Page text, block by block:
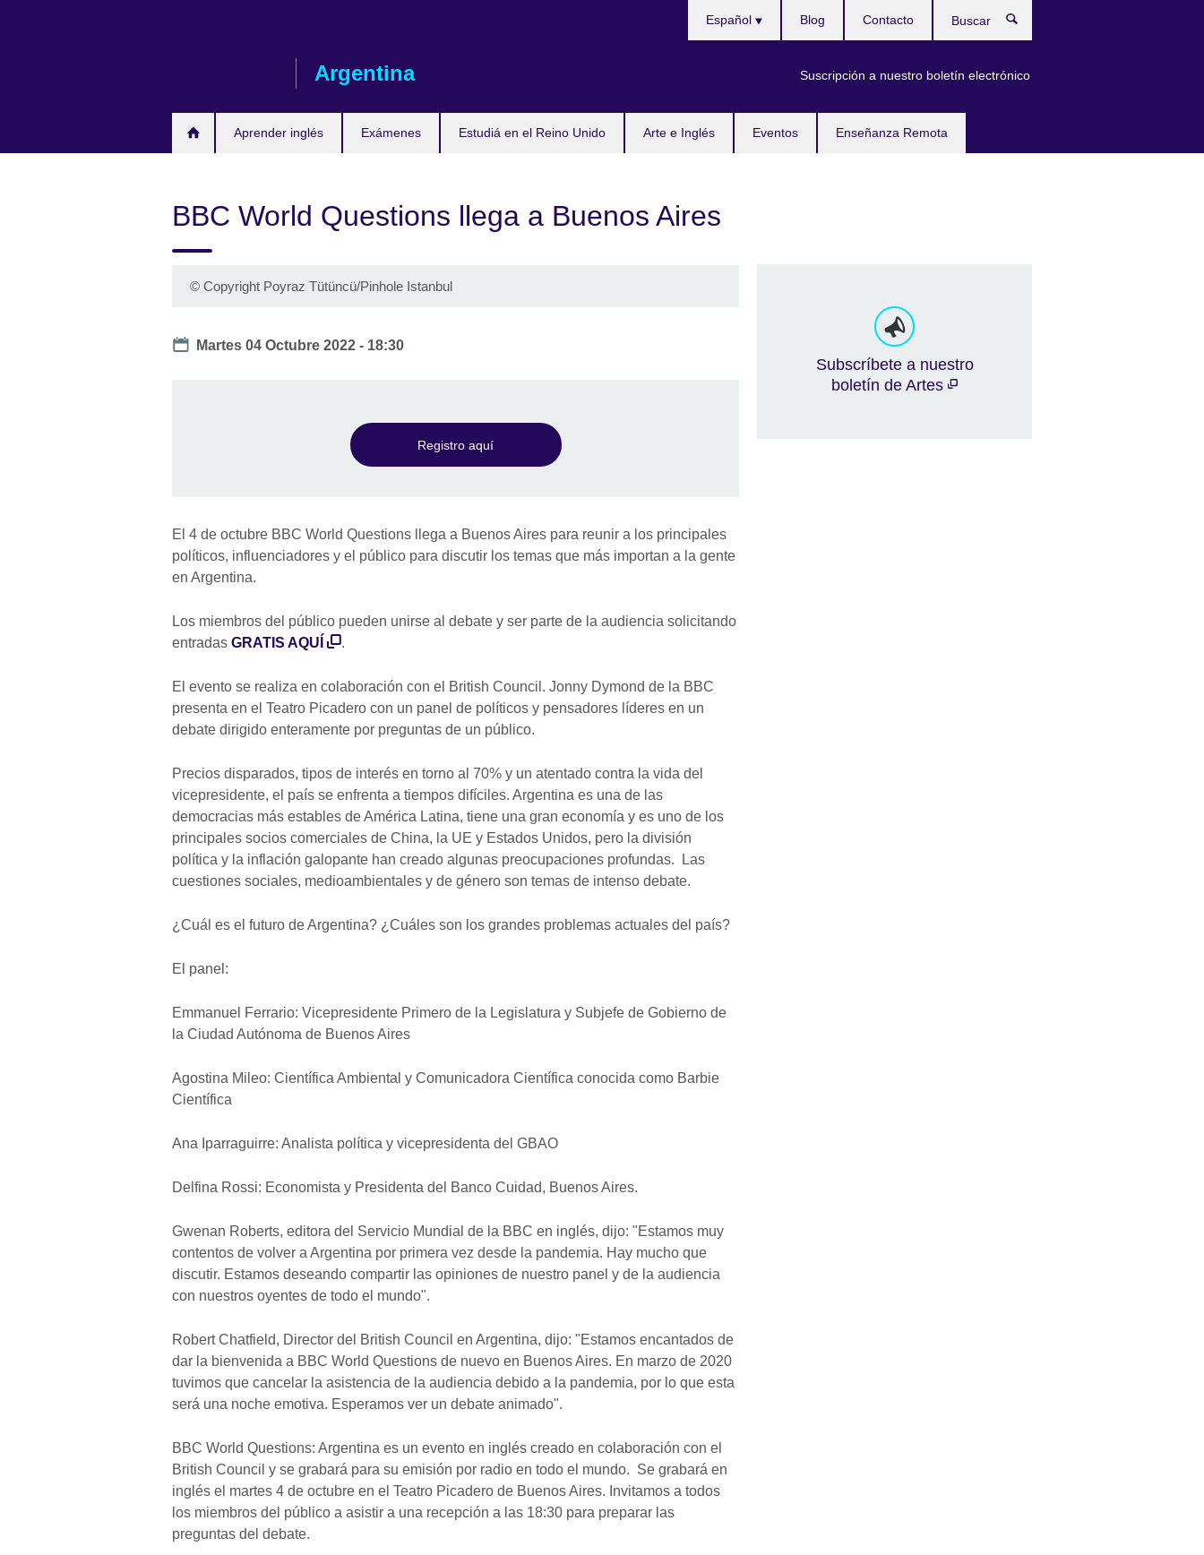
Argentina
Aprender inglés Exámenes Estudiá en el Reino Unido Arte e Inglés Eventos Enseñanza Remota
Español
Suscripción a nuestro boletín electrónico
Blog Contacto
BBC World Questions llega a Buenos Aires
© Copyright Poyraz Tütüncü/Pinhole Istanbul
Date
Martes 04 Octubre 2022 - 18:30
Registro aquí
El 4 de octubre BBC World Questions llega a Buenos Aires para reunir a los principales
políticos, influenciadores y el público para discutir los temas que más importan a la gente
en Argentina.
Los miembros del público pueden unirse al debate y ser parte de la audiencia solicitando
entradas GRATIS AQUÍ .
El evento se realiza en colaboración con el British Council. Jonny Dymond de la BBC
presenta en el Teatro Picadero con un panel de políticos y pensadores líderes en un
debate dirigido enteramente por preguntas de un público.
Precios disparados, tipos de interés en torno al 70% y un atentado contra la vida del
vicepresidente, el país se enfrenta a tiempos difíciles. Argentina es una de las
democracias más estables de América Latina, tiene una gran economía y es uno de los
principales socios comerciales de China, la UE y Estados Unidos, pero la división
política y la inflación galopante han creado algunas preocupaciones profundas. Las
cuestiones sociales, medioambientales y de género son temas de intenso debate.
¿Cuál es el futuro de Argentina? ¿Cuáles son los grandes problemas actuales del país?
El panel:
Emmanuel Ferrario: Vicepresidente Primero de la Legislatura y Subjefe de Gobierno de
la Ciudad Autónoma de Buenos Aires
Agostina Mileo: Científica Ambiental y Comunicadora Científica conocida como Barbie
Científica
Ana Iparraguirre: Analista política y vicepresidenta del GBAO
Delfina Rossi: Economista y Presidenta del Banco Cuidad, Buenos Aires.
Gwenan Roberts, editora del Servicio Mundial de la BBC en inglés, dijo: "Estamos muy
contentos de volver a Argentina por primera vez desde la pandemia. Hay mucho que
discutir. Estamos deseando compartir las opiniones de nuestro panel y de la audiencia
con nuestros oyentes de todo el mundo".
Robert Chatfield, Director del British Council en Argentina, dijo: "Estamos encantados de
dar la bienvenida a BBC World Questions de nuevo en Buenos Aires. En marzo de 2020
tuvimos que cancelar la asistencia de la audiencia debido a la pandemia, por lo que esta
será una noche emotiva. Esperamos ver un debate animado".
BBC World Questions: Argentina es un evento en inglés creado en colaboración con el
British Council y se grabará para su emisión por radio en todo el mundo. Se grabará en
inglés el martes 4 de octubre en el Teatro Picadero de Buenos Aires. Invitamos a todos
los miembros del público a asistir a una recepción a las 18:30 para preparar las
preguntas del debate.
Subscríbete a nuestro
boletín de Artes